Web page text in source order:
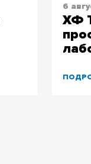
6
ХФ